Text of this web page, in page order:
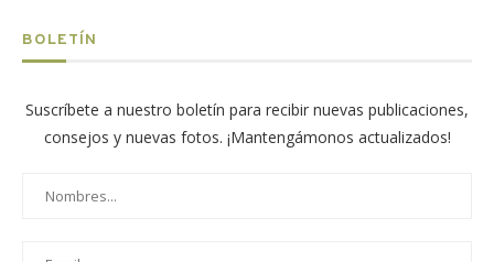
BOLETÍN
Suscríbete a nuestro boletín para recibir nuevas publicaciones,
consejos y nuevas fotos. ¡Mantengámonos actualizados!